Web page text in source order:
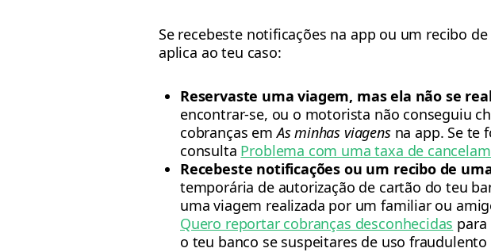
Se recebeste notificações na app ou um recibo
aplica ao teu caso:
Reservaste uma viagem, mas ela não se
encontrar-se, ou o motorista não conseguiu
cobranças emAs minhas viagensna app. Se te
consulta Problema com uma taxa de
Recebeste notificações ou um recibo de
temporária de autorização de cartão do teu
uma viagem realizada por um familiar ou
Quero reportar cobranças desconhecidas
o teu banco se suspeitares de uso